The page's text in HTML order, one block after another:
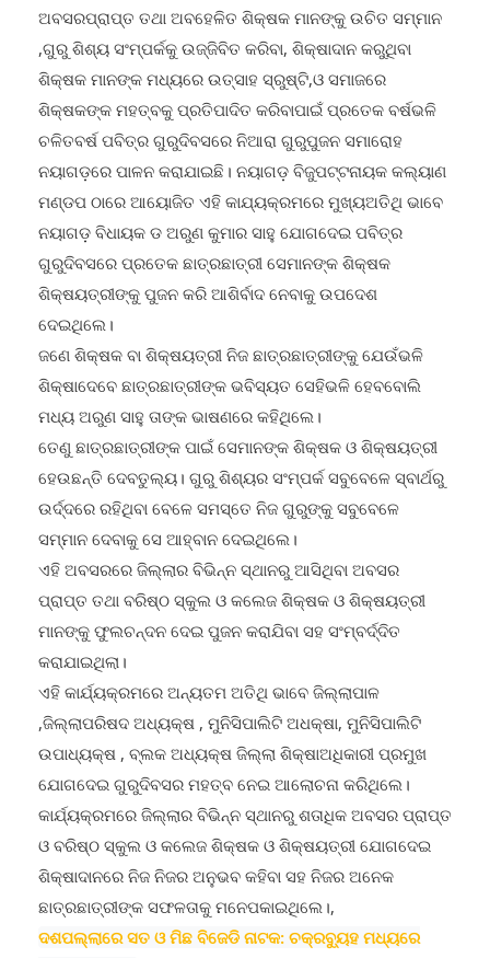
,ଗୁରୁ ଶିଶ୍ୟ ସଂମ୍ପର୍କକୁ ଉଜ୍ଜିବିତ କରିବା, ଶିକ୍ଷାଦାନ କରୁଥିବା
ଶିକ୍ଷକ ମାନଙ୍କ ମଧ୍ୟରେ ଉତ୍ସାହ ସ୍ରୁଷ୍ଟି,ଓ ସମାଜରେ
ଶିକ୍ଷକଙ୍କ ମହତ୍ବକୁ ପ୍ରତିପାଦିତ କରିବାପାଇଁ ପ୍ରତେକ ବର୍ଷଭଳି
ଚଳିତବର୍ଷ ପବିତ୍ର ଗୁରୁଦିବସରେ ନିଆରା ଗୁରୁପୁଜନ ସମାରୋହ
ନୟାଗଡ଼ରେ ପାଳନ କରାଯାଇଛି। ନୟାଗଡ଼ ବିଜୁପଟ୍ଟନାୟକ କଲ୍ୟାଣ
ମଣ୍ଡପ ଠାରେ ଆୟୋଜିତ ଏହି କାଯ୍ୟକ୍ରମରେ ମୁଖ୍ୟଅତିଥି ଭାବେ
ନୟାଗଡ଼ ବିଧାୟକ ଡ ଅରୁଣ କୁମାର ସାହୁ ଯୋଗଦେଇ ପବିତ୍ର
ଗୁରୁଦିବସରେ ପ୍ରତେକ ଛାତ୍ରଛାତ୍ରୀ ସେମାନଙ୍କ ଶିକ୍ଷକ
ଶିକ୍ଷୟତ୍ରୀଙ୍କୁ ପୁଜନ କରି ଆଶିର୍ବାଦ ନେବାକୁ ଉପଦେଶ
ଦେଇଥିଲେ।
ଜଣେ ଶିକ୍ଷକ ବା ଶିକ୍ଷୟତ୍ରୀ ନିଜ ଛାତ୍ରଛାତ୍ରୀଙ୍କୁ ଯେଉଁଭଳି
ଶିକ୍ଷାଦେବେ ଛାତ୍ରଛାତ୍ରୀଙ୍କ ଭବିସ୍ୟତ ସେହିଭଳି ହେବବୋଲି
ମଧ୍ୟ ଅରୁଣ ସାହୁ ତାଙ୍କ ଭାଷଣରେ କହିଥିଲେ।
ତେଣୁ ଛାତ୍ରଛାତ୍ରୀଙ୍କ ପାଇଁ ସେମାନଙ୍କ ଶିକ୍ଷକ ଓ ଶିକ୍ଷୟତ୍ରୀ
ହେଉଛନ୍ତି ଦେବତୁଲ୍ୟ। ଗୁରୁ ଶିଶ୍ୟର ସଂମ୍ପର୍କ ସବୁବେଳେ ସ୍ବାର୍ଥରୁ
ଉର୍ଦ୍ଦରେ ରହିଥିବା ବେଳେ ସମସ୍ତେ ନିଜ ଗୁରୁଙ୍କୁ ସବୁବେଳେ
ସମ୍ମାନ ଦେବାକୁ ସେ ଆହ୍ବାନ ଦେଇଥିଲେ।
ଏହି ଅବସରରେ ଜିଲ୍ଲାର ବିଭିନ୍ନ ସ୍ଥାନରୁ ଆସିଥିବା ଅବସର
ପ୍ରାପ୍ତ ତଥା ବରିଷ୍ଠ ସ୍କୁଲ ଓ କଲେଜ ଶିକ୍ଷକ ଓ ଶିକ୍ଷୟତ୍ରୀ
ମାନଙ୍କୁ ଫୁଲଚନ୍ଦନ ଦେଇ ପୁଜନ କରାଯିବା ସହ ସଂମ୍ବର୍ଦ୍ଦିତ
କରାଯାଇଥିଲା।
ଏହି କାର୍ଯ୍ୟକ୍ରମରେ ଅନ୍ୟତମ ଅତିଥି ଭାବେ ଜିଲ୍ଲାପାଳ
,ଜିଲ୍ଲାପରିଷଦ ଅଧ୍ୟକ୍ଷ , ମୁନିସିପାଲିଟି ଅଧକ୍ଷା, ମୁନିସିପାଲିଟି
ଉପାଧ୍ୟକ୍ଷ , ବ୍ଲକ ଅଧ୍ୟକ୍ଷ ଜିଲ୍ଲା ଶିକ୍ଷାଅଧିକାରୀ ପ୍ରମୁଖ
ଯୋଗଦେଇ ଗୁରୁଦିବସର ମହତ୍ବ ନେଇ ଆଲୋଚନା କରିଥିଲେ।
କାର୍ଯ୍ୟକ୍ରମରେ ଜିଲ୍ଲାର ବିଭିନ୍ନ ସ୍ଥାନରୁ ଶତାଧିକ ଅବସର ପ୍ରାପ୍ତ
ଓ ବରିଷ୍ଠ ସ୍କୁଲ ଓ କଲେଜ ଶିକ୍ଷକ ଓ ଶିକ୍ଷୟତ୍ରୀ ଯୋଗଦେଇ
ଶିକ୍ଷାଦାନରେ ନିଜ ନିଜର ଅନୁଭବ କହିବା ସହ ନିଜର ଅନେକ
ଛାତ୍ରଛାତ୍ରୀଙ୍କ ସଫଳତାକୁ ମନେପକାଇଥିଲେ।,
ଦଶପଲ୍ଲାରେ ସତ ଓ ମିଛ ବିଜେଡି ନାଟକ: ଚକ୍ରବ୍ୟୁହ ମଧ୍ୟରେ
ବିଧାୟକ ରମେଶ